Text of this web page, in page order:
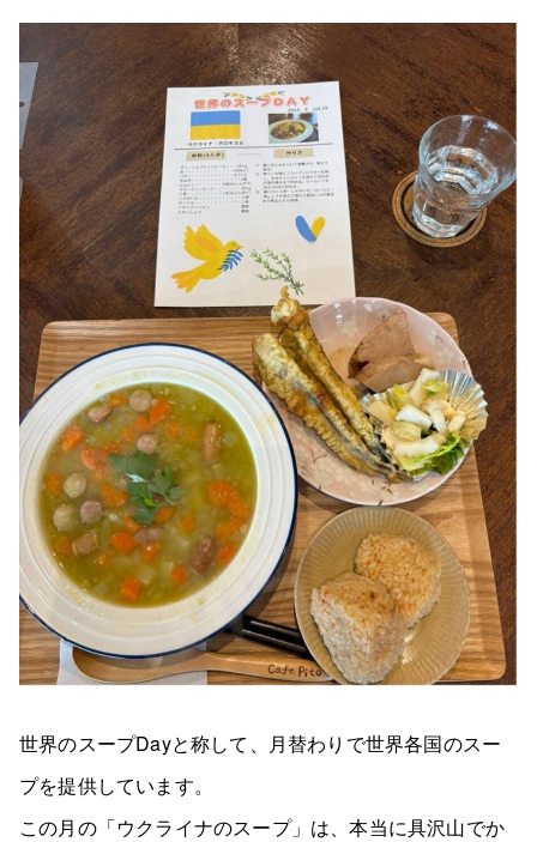
世界のスープDayと称して、月替わりで世界各国のスー
プを提供しています。
この月の「ウクライナのスープ」は、本当に具沢山でか